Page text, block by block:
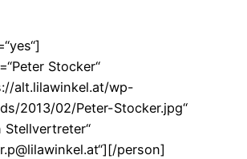
Stocker“
alt.lilawinkel.at/wp-
2013/02/Peter-Stocker.jpg“
Stellvertreter“
person]